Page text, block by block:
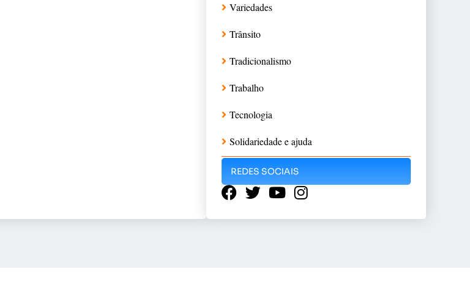
Variedades
Trânsito
Tradicionalismo
Trabalho
Tecnologia
Solidariedade e ajuda
REDES SOCIAIS